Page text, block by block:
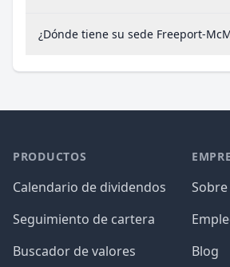
¿Dónde tiene su sede Freeport-
PRODUCTOS
Calendario de dividendos
Seguimiento de cartera
Buscador de valores
Blog